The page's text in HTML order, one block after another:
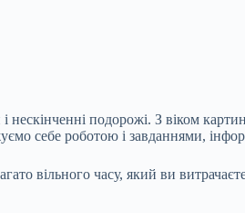
подорожі. З віком
себе роботою і завданнями,
вільного часу, який ви